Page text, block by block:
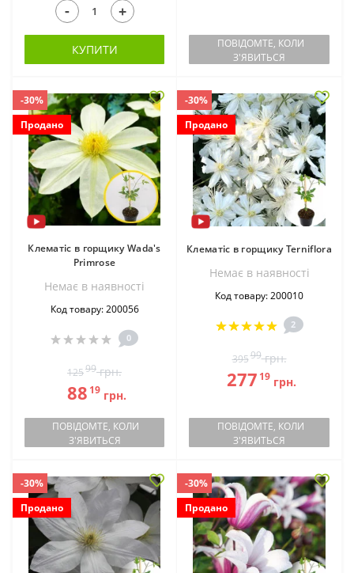
- +
КУПИТИ
ПОВІДОМТЕ, КОЛИ
З'ЯВИТЬСЯ
-30%
Продано
Клематіс в горщику Wada's
Primrose
Немає в наявностi
Код товару: 200056
0
12599грн.
88 19грн.
ПОВІДОМТЕ, КОЛИ
З'ЯВИТЬСЯ
-30%
Продано
Клематіс в горщику Terniflora
Немає в наявностi
Код товару: 200010
2
39599грн.
277 19грн.
ПОВІДОМТЕ, КОЛИ
З'ЯВИТЬСЯ
-30%
Продано
-30%
Продано